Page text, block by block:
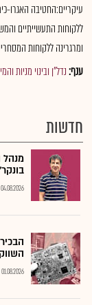
עיקריים:החטיבה האגרו-
ללקוחות התעשייתיים
ומרגרינה ללקוחות
ענף:נדל"ן ובינוי מניות
חדשות
04.08.2026
01.08.2026